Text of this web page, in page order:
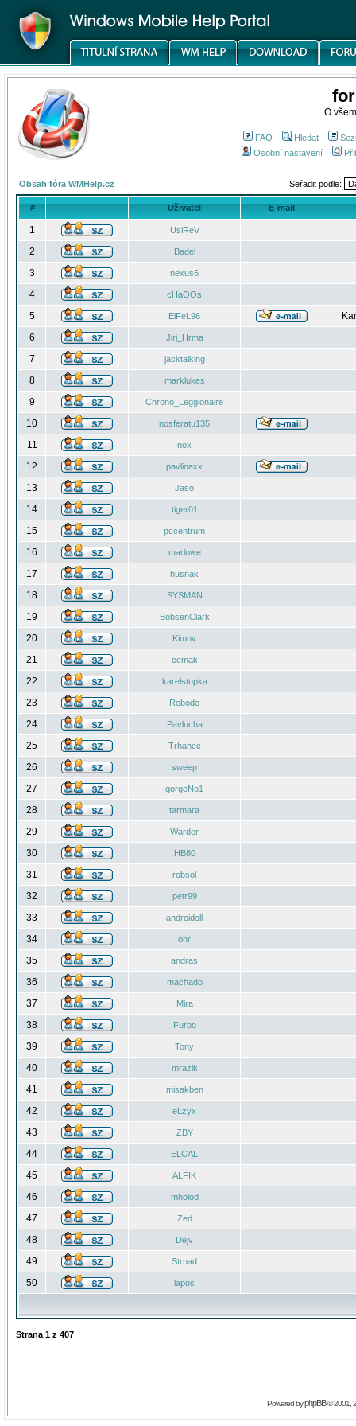
O
FAQ Hledat
Osobní nastavení
Obsah fóra WMHelp.cz Seřadit podle:
# Uživatel E-mail
1 UsiReV
2 Badel
3 nexus6
4 cHaOOs
5 EiFeL96
6
Jiri_Hrma
7 jacktalking
8 marklukes
9 Chrono_Leggionaire
10 nosferatu135
11 nox
12 pavlinaxx
13 Jaso
14 tiger01
15 pccentrum
16 marlowe
17 husnak
18 SYSMAN
19 BobsenClark
20 Kimov
21 cemak
22 karelstupka
23 Robodo
24 Pavlucha
25 Trhanec
26 sweep
27 gorgeNo1
28 tarmara
29 Warder
30 HB80
31 robsol
32 petr99
33 androidoll
34 ohr
35 andras
36 machado
37 Mira
38 Furbo
39 Tony
40 mrazik
41 misakben
42 eLzyx
43 ZBY
44 ELCAL
45 ALFIK
46 mholod
47 Zed
48 Dejv
49 Strnad
50 lapos
Strana 1 z 407
Powered byphpBB© 2001,